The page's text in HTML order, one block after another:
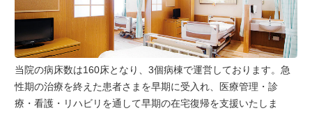
当院の病床数は160床となり、3個病棟で運営しております。急
性期の治療を終えた患者さまを早期に受入れ、医療管理・診
療・看護・リハビリを通して早期の在宅復帰を支援いたしま